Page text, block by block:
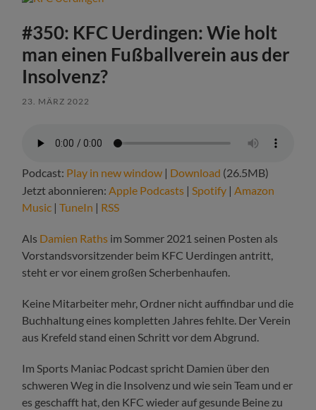
#350: KFC Uerdingen: Wie holt
man einen Fußballverein aus der
Insolvenz?
23. MÄRZ 2022
Podcast: Play in new window | Download (26.5MB)
Jetzt abonnieren:Apple Podcasts |Spotify |Amazon
Music |TuneIn | RSS
Als Damien Raths im Sommer 2021 seinen Posten als
Vorstandsvorsitzender beim KFC Uerdingen antritt,
steht er vor einem großen Scherbenhaufen.
Keine Mitarbeiter mehr, Ordner nicht auffindbar und die
Buchhaltung eines kompletten Jahres fehlte. Der Verein
aus Krefeld stand einen Schritt vor dem Abgrund.
Im Sports Maniac Podcast spricht Damien über den
schweren Weg in die Insolvenz und wie sein Team und er
es geschafft hat, den KFC wieder auf gesunde Beine zu